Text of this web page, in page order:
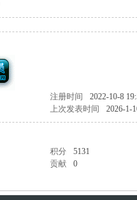
注册时间
2022-10-8
上次发表时间 2026-1-
积分
5131
贡献 0